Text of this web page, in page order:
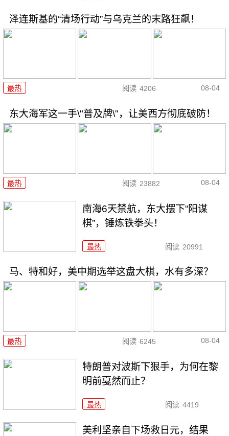
泽连斯基的“清场行动”与乌克兰的末路狂飙！
最热 阅读 4206 08-04
东大海军这一手\"普及牌\"，让美西方彻底破防！
最热 阅读 23882 08-04
南海6天禁航，东大摆下“阳谋
棋”，锤炼铁拳头！
最热 阅读 20991
马、特和好，美中期选举这盘大棋，水有多深？
最热 阅读 6245 08-04
特朗普对波斯下狠手，为何在黎
明前戛然而止？
最热 阅读 4419
美利坚亲自下场救日元，结果